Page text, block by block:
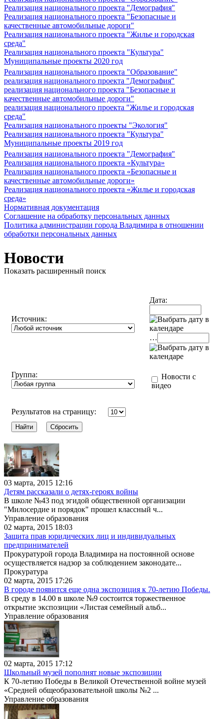
Реализация национального проекта "Демография"
Реализация национального проекта "Безопасные и
качественные автомобильные дороги"
Реализация национального проекта "Жилье и городская
среда"
Реализация национального проекта "Культура"
Муниципальные проекты 2020 год
Реализация национального проекта "Образование"
реализация национального проекта "Демография"
реализация национального проекта "Безопасные и
качественные автомобильные дороги"
реализация национального проекта "Жилье и городская
среда"
Реализация национального проекты "Экология"
Реализация национального проекта "Культура"
Муниципальные проекты 2019 год
Реализация национального проекта "Демография"
Реализация национального проекта «Культура»
Реализация национального проекта «Безопасные и
качественные автомобильные дороги»
Реализация национального проекта «Жилье и городская
среда»
Нормативная документация
Соглашение на обработку персональных данных
Политика администрации города Владимира в отношении
обработки персональных данных
Новости
Показать расширенный поиск
Источник:
Дата:
…
Группа:
Новости с
видео
Результатов на страницу:
03 марта, 2015 12:16
Детям рассказали о детях-героях войны
В школе №43 под эгидой общественной организации
"Милосердие и порядок" прошел классный ч...
Управление образования
02 марта, 2015 18:03
Защита прав юридических лиц и индивидуальных
предпринимателей
Прокуратурой города Владимира на постоянной основе
осуществляется надзор за соблюдением законодате...
Прокуратура
02 марта, 2015 17:26
В городе появится еще одна экспозиция к 70-летию Победы.
В среду в 14.00 в школе №9 состоится торжественное
открытие экспозиции «Листая семейный альб...
Управление образования
02 марта, 2015 17:12
Школьный музей пополнят новые экспозиции
К 70-летию Победы в Великой Отечественной войне музей
«Средней общеобразовательной школы №2 ...
Управление образования